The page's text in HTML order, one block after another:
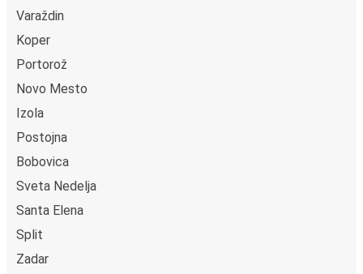
Varaždin
Koper
Portorož
Novo Mesto
Izola
Postojna
Bobovica
Sveta Nedelja
Santa Elena
Split
Zadar